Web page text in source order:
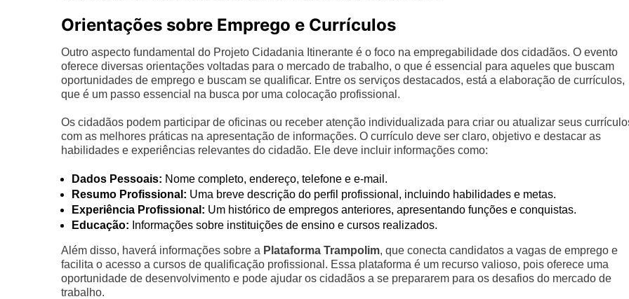
Orientações sobre Emprego e Currículos
Outro aspecto fundamental do Projeto Cidadania Itinerante é o foco na empregabilidade dos cidadãos. O evento
oferece diversas orientações voltadas para o mercado de trabalho, o que é essencial para aqueles que buscam
oportunidades de emprego e buscam se qualificar. Entre os serviços destacados, está a elaboração de currículos,
que é um passo essencial na busca por uma colocação profissional.
Os cidadãos podem participar de oficinas ou receber atenção individualizada para criar ou atualizar seus
com as melhores práticas na apresentação de informações. O currículo deve ser claro, objetivo e destacar as
habilidades e experiências relevantes do cidadão. Ele deve incluir informações como:
Dados Pessoais: Nome completo, endereço, telefone e e-mail.
Resumo Profissional: Uma breve descrição do perfil profissional, incluindo habilidades e metas.
Experiência Profissional: Um histórico de empregos anteriores, apresentando funções e conquistas.
Educação: Informações sobre instituições de ensino e cursos realizados.
Além disso, haverá informações sobre a Plataforma Trampolim, que conecta candidatos a vagas de emprego e
facilita o acesso a cursos de qualificação profissional. Essa plataforma é um recurso valioso, pois oferece uma
oportunidade de desenvolvimento e pode ajudar os cidadãos a se prepararem para os desafios do mercado de
trabalho.